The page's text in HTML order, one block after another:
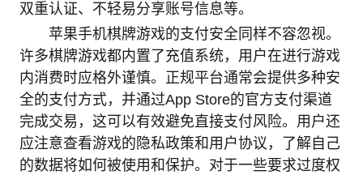
双重认证、不轻易分享账号信息等。
苹果手机棋牌游戏的支付安全同样不容忽视。
许多棋牌游戏都内置了充值系统，用户在进行游戏
内消费时应格外谨慎。正规平台通常会提供多种安
全的支付方式，并通过App Store的官方支付渠道
完成交易，这可以有效避免直接支付风险。用户还
应注意查看游戏的隐私政策和用户协议，了解自己
的数据将如何被使用和保护。对于一些要求过度权